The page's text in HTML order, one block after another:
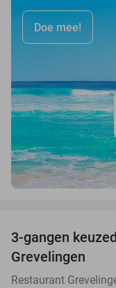
Doe mee!
3-gangen
Grevelingen
Restaurant